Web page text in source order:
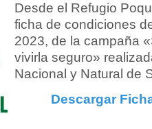
Desde el Refugio
ficha de condiciones
2023, de la campaña
vivirla seguro»
Nacional y Natural de
Descargar